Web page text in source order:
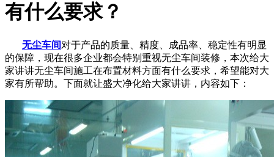
有什么要求？
无尘车间对于产品的质量、精度、成品率、稳定性有明显
的保障，现在很多企业都会特别重视无尘车间装修，本次给大
家讲讲无尘车间施工在布置材料方面有什么要求，希望能对大
家有所帮助。下面就让盛大净化给大家讲讲，内容如下：